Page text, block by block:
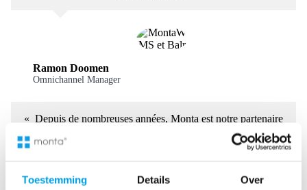
Toestemming Details Over
Ramon Doomen
Omnichannel Manager
« Depuis de nombreuses années, Monta est notre partenaire
d’exécution des commandes. Cet accompagnement a
fortement contribué à notre croissance : Monta supervise
l’Allemagne. Une collaboration fantastique ! »